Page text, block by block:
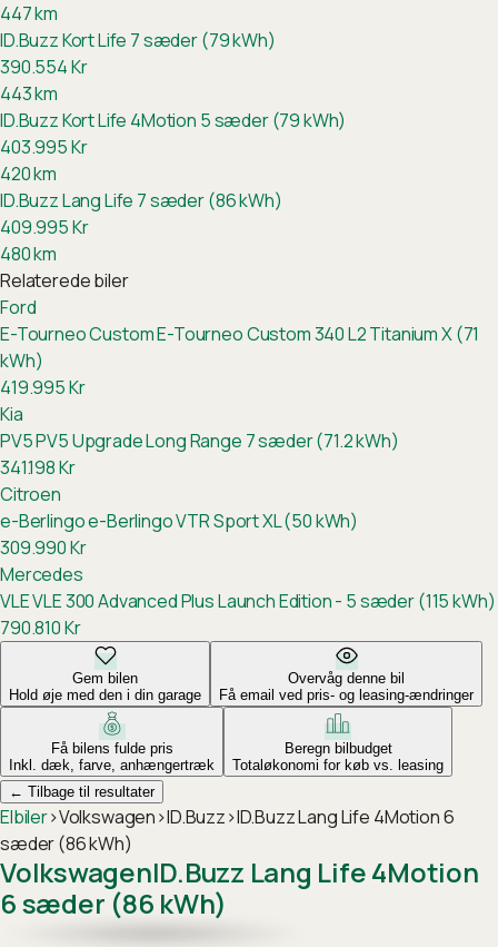
447km
ID.Buzz Kort Life 7 sæder (79 kWh)
390.554Kr
443km
ID.Buzz Kort Life 4Motion 5 sæder (79 kWh)
403.995Kr
420km
ID.Buzz Lang Life 7 sæder (86 kWh)
409.995Kr
480km
Relaterede biler
Ford
E-Tourneo CustomE-Tourneo Custom 340 L2 Titanium X (71
kWh)
419.995Kr
Kia
PV5PV5 Upgrade Long Range 7 sæder (71.2 kWh)
341.198Kr
Citroen
e-Berlingoe-Berlingo VTR Sport XL (50 kWh)
309.990Kr
Mercedes
VLEVLE 300 Advanced Plus Launch Edition - 5 sæder (115 kWh)
790.810Kr
Gem bilen
Hold øje med den i din garage
Overvåg denne bil
Få email ved pris- og leasing-ændringer
Få bilens fulde pris
Inkl. dæk, farve, anhængertræk
Beregn bilbudget
Totaløkonomi for køb vs. leasing
← Tilbage til resultater
Elbiler›Volkswagen›ID.Buzz›ID.Buzz Lang Life 4Motion 6
sæder (86 kWh)
VolkswagenID.Buzz Lang Life 4Motion
6 sæder (86 kWh)